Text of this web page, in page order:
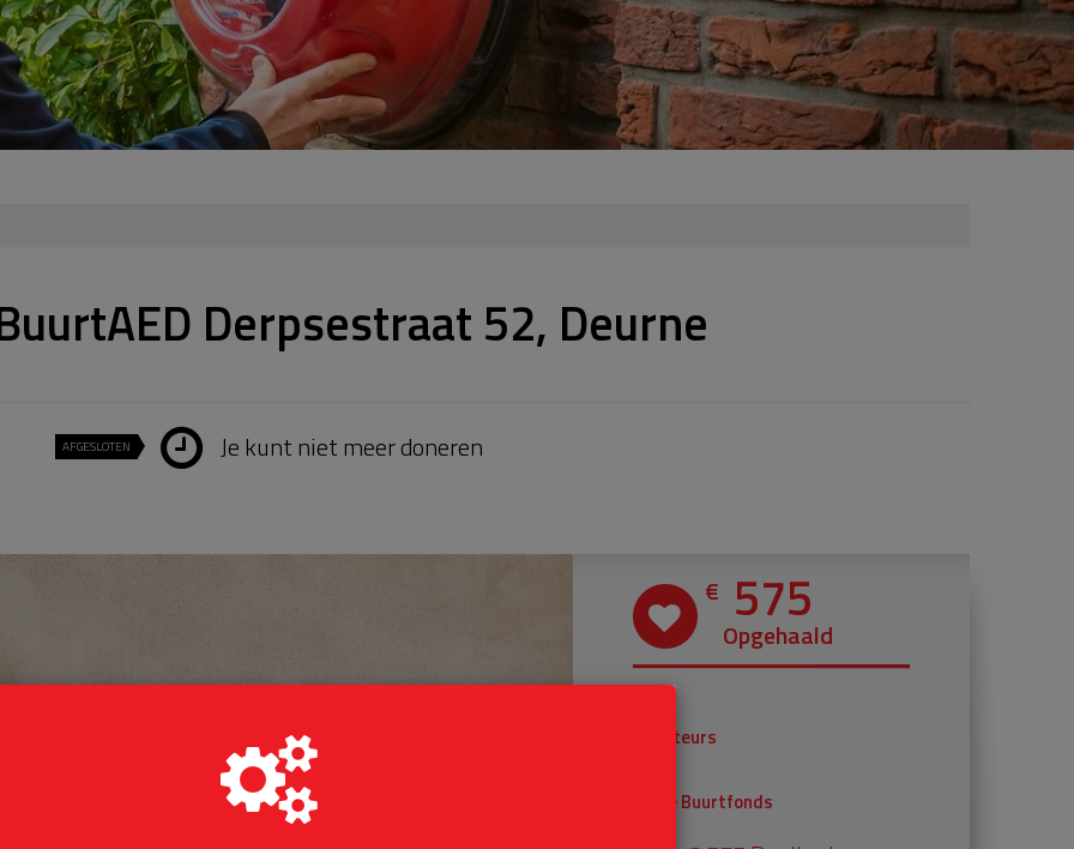
Derpsestraat 52, Deurne
AFGESLOTEN Je kunt niet meer doneren
€ 575
Opgehaald
Donateurs
Univé Buurtfonds